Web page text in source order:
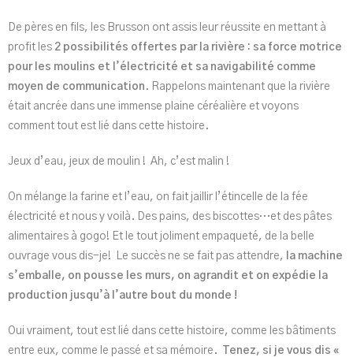
De pères en fils, les Brusson ont assis leur réussite en mettant à
profit les 2 possibilités offertes par la rivière : sa force motrice
pour les moulins et l’électricité et sa navigabilité comme
moyen de communication . Rappelons maintenant que la rivière
était ancrée dans une immense plaine céréalière et voyons
comment tout est lié dans cette histoire.
Jeux d’eau, jeux de moulin ! Ah, c’est malin !
On mélange la farine et l’eau, on fait jaillir l’étincelle de la fée
électricité et nous y voilà. Des pains, des biscottes…et des pâtes
alimentaires à gogo! Et le tout joliment empaqueté, de la belle
ouvrage vous dis-je! Le succès ne se fait pas attendre,
la machine
s’emballe, on pousse les murs, on agrandit et on expédie la
production jusqu’à l’autre bout du monde !
Oui vraiment, tout est lié dans cette histoire, comme les bâtiments
entre eux, comme le passé et sa mémoire. Tenez, si je vous dis «